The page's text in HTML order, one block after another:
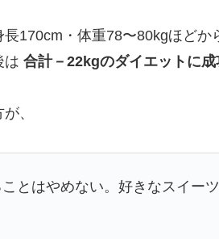
長170cm・体重78〜80kgほど
は 合計－22kgのダイエットに成
、
ことはやめない。好きなスイー